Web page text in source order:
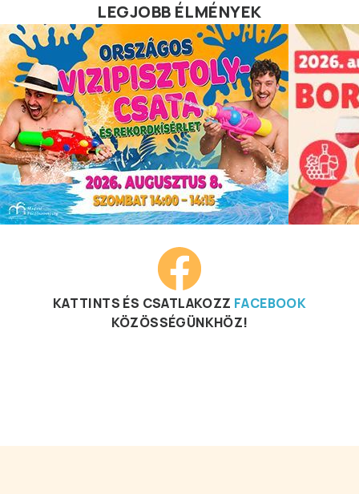
LEGJOBB ÉLMÉNYEK
KATTINTS ÉS CSATLAKOZZ FACEBOOK
KÖZÖSSÉGÜNKHÖZ!